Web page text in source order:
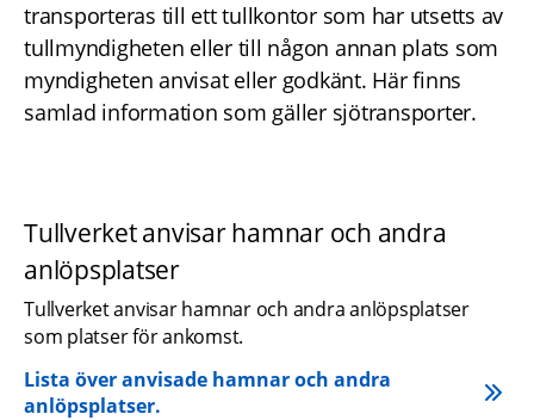
transporteras till ett tullkontor som har utsetts av
tullmyndigheten eller till någon annan plats som
myndigheten anvisat eller godkänt. Här finns
samlad information som gäller sjötransporter.
Tullverket anvisar hamnar och andra
anlöpsplatser
Tullverket anvisar hamnar och andra anlöpsplatser
som platser för ankomst.
Lista över anvisade hamnar och andra
anlöpsplatser.